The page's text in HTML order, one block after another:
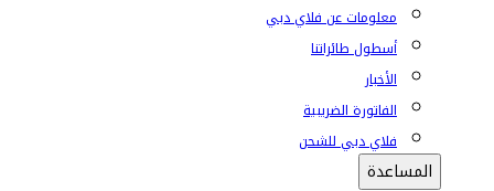
معلومات عن فلاي دبي
أسطول طائراتنا
الأخبار
الفاتورة الضريبية
فلاي دبي للشحن
المساعدة